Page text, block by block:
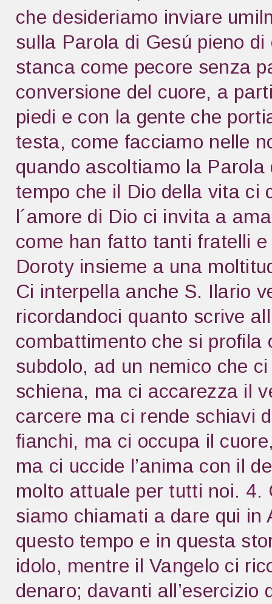
che desideriamo inviare
sulla Parola di Gesú pieno
stanca come pecore senza
conversione del cuore, a
piedi e con la gente che
testa, come facciamo nelle
quando ascoltiamo la
tempo che il Dio della vita ci
l´amore di Dio ci invita a
come han fatto tanti fratelli
Doroty insieme a una
Ci interpella anche S. Ilario
ricordandoci quanto scrive
combattimento che si profila
subdolo, ad un nemico che
schiena, ma ci accarezza il
carcere ma ci rende schiavi
fianchi, ma ci occupa il
ma ci uccide l’anima con il
molto attuale per tutti noi. 4.
siamo chiamati a dare qui
questo tempo e in questa
idolo, mentre il Vangelo ci
denaro; davanti